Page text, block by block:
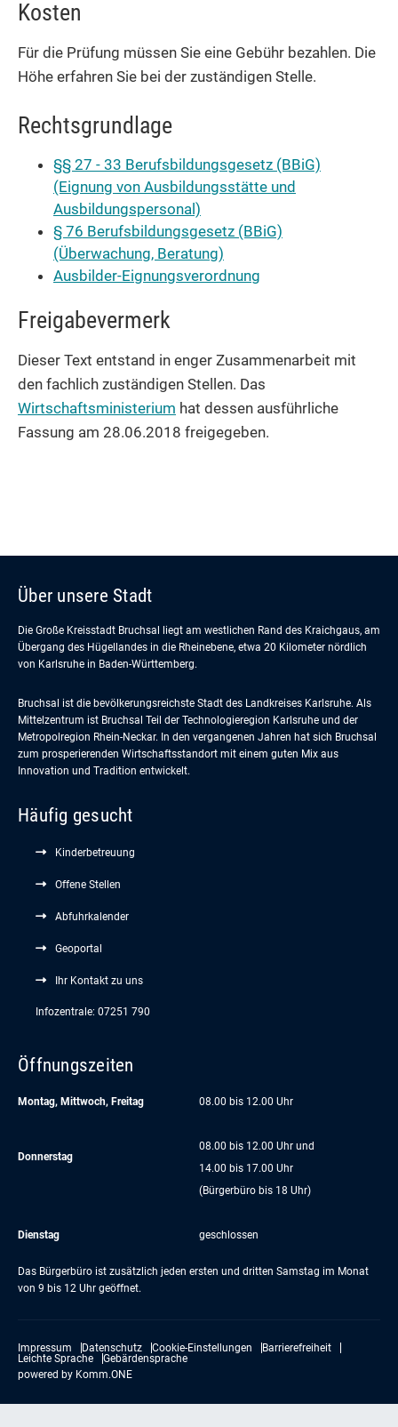
Kosten
Für die Prüfung müssen Sie eine Gebühr bezahlen. Die
Höhe erfahren Sie bei der zuständigen Stelle.
Rechtsgrundlage
§§ 27 - 33 Berufsbildungsgesetz (BBiG)
(Eignung von Ausbildungsstätte und
Ausbildungspersonal)
§ 76 Berufsbildungsgesetz (BBiG)
(Überwachung, Beratung)
Ausbilder-Eignungsverordnung
Freigabevermerk
Dieser Text entstand in enger Zusammenarbeit mit
den fachlich zuständigen Stellen. Das
Wirtschaftsministerium hat dessen ausführliche
Fassung am 28.06.2018 freigegeben.
Über unsere Stadt
Die Große Kreisstadt Bruchsal liegt am westlichen Rand des Kraichgaus, am
Übergang des Hügellandes in die Rheinebene, etwa 20 Kilometer nördlich
von Karlsruhe in Baden-Württemberg.
Bruchsal ist die bevölkerungsreichste Stadt des Landkreises Karlsruhe. Als
Mittelzentrum ist Bruchsal Teil der Technologieregion Karlsruhe und der
Metropolregion Rhein-Neckar. In den vergangenen Jahren hat sich Bruchsal
zum prosperierenden Wirtschaftsstandort mit einem guten Mix aus
Innovation und Tradition entwickelt.
Häufig gesucht
Kinderbetreuung
Offene Stellen
Abfuhrkalender
Geoportal
Ihr Kontakt zu uns
Infozentrale: 07251 790
Öffnungszeiten
Montag, Mittwoch, Freitag 08.00 bis 12.00 Uhr
Donnerstag
08.00 bis 12.00 Uhr und
14.00 bis 17.00 Uhr
(Bürgerbüro bis 18 Uhr)
Dienstag geschlossen
Das Bürgerbüro ist zusätzlich jeden ersten und dritten Samstag im Monat
von 9 bis 12 Uhr geöffnet.
Impressum Datenschutz Cookie-Einstellungen
Barrierefreiheit
Leichte Sprache
Gebärdensprache
powered by Komm.ONE